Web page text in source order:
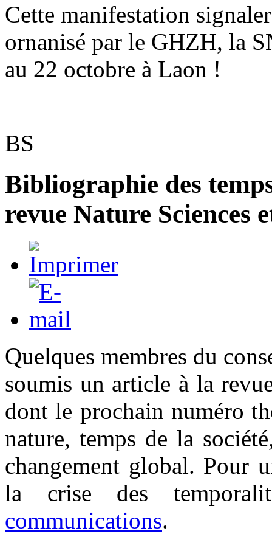
Cette manifestation
ornanisé par le GHZH, la
au 22 octobre à Laon !
BS
Bibliographie des
revue Nature Sciences
Quelques membres du
soumis un article à la
dont le prochain numéro
nature, temps de la
changement global. Pour
la crise des
communications.